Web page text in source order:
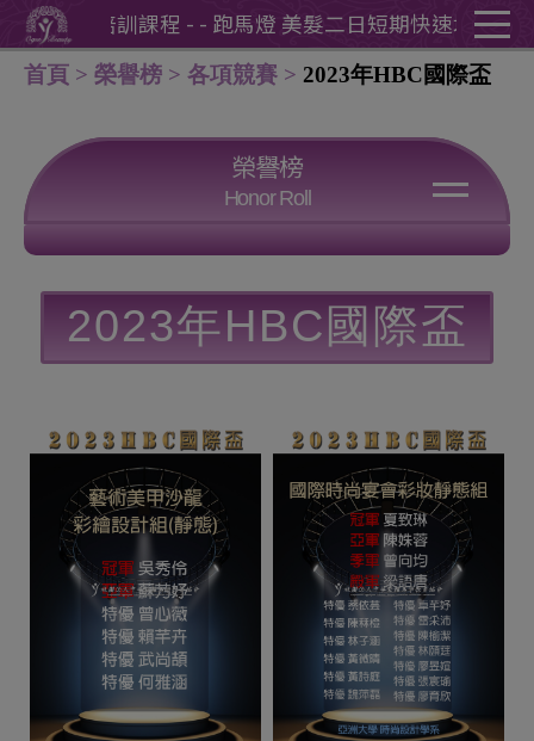
快速培訓課程 - - 跑馬燈 美髮二日短期快速培訓課程
首頁 榮譽榜 各項競賽 2023年HBC國際盃
榮譽榜
Honor Roll
各項競賽
各類檢定
熱心公益
公開展演
學員創業案例
2023年HBC國際盃
Cookie管理面板